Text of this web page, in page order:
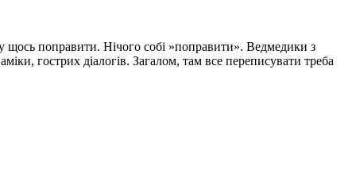
щось поправити. Нічого собі »поправити». Ведмедики з
гострих діалогів. Загалом, там все переписувати треба